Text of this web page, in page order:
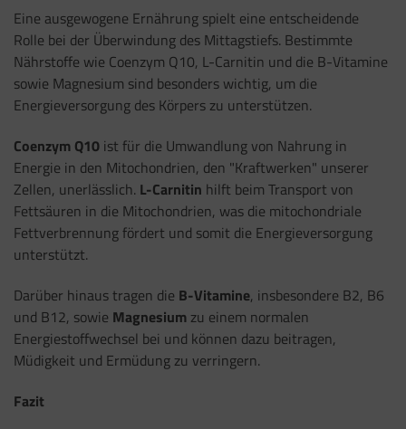
Eine ausgewogene Ernährung spielt eine entscheidende
Rolle bei der Überwindung des Mittagstiefs. Bestimmte
Nährstoffe wie Coenzym Q10, L-Carnitin und die B-Vitamine
sowie Magnesium sind besonders wichtig, um die
Energieversorgung des Körpers zu unterstützen.
Coenzym Q10 ist für die Umwandlung von Nahrung in
Energie in den Mitochondrien, den "Kraftwerken" unserer
Zellen, unerlässlich. L-Carnitin hilft beim Transport von
Fettsäuren in die Mitochondrien, was die mitochondriale
Fettverbrennung fördert und somit die Energieversorgung
unterstützt.
Darüber hinaus tragen die B-Vitamine, insbesondere B2, B6
und B12, sowie Magnesium zu einem normalen
Energiestoffwechsel bei und können dazu beitragen,
Müdigkeit und Ermüdung zu verringern.
Fazit